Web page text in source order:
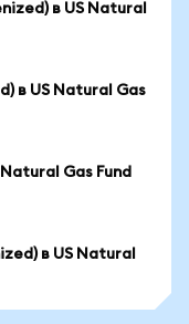
в US Natural
в US Natural Gas
Gas Fund
в US Natural